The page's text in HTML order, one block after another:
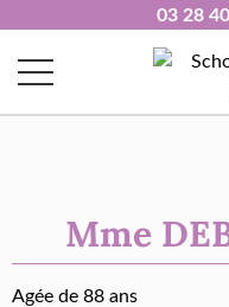
03 28
Mme
Agée de 88 ans